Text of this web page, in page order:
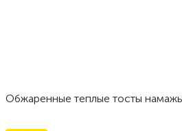
Обжаренные теплые тосты